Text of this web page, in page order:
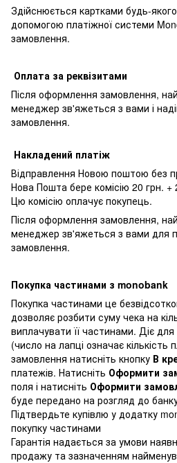
Здійснюється картками будь-
допомогою платіжної системи
замовлення.
Оплата за реквізитами
Після оформлення замовлення,
менеджер зв'яжеться з вами і
замовлення.
Накладений платіж
Відправлення Новою поштою без
Нова Пошта бере комісію 20 грн. +
Цю комісію оплачує покупець.
Після оформлення замовлення,
менеджер зв'яжеться з вами для
замовлення.
Покупка частинами з monobank
Покупка частинами це
дозволяє розбити суму чека на
виплачувати її частинами. Діє
(число на лапці означає
замовлення натисніть кнопку В
платежів. Натисніть Оформити
поля і натисніть Оформити
буде передано на розгляд до
Підтвердьте купівлю у додатку
покупку частинами
Гарантія надається за умови
продажу та зазначенням